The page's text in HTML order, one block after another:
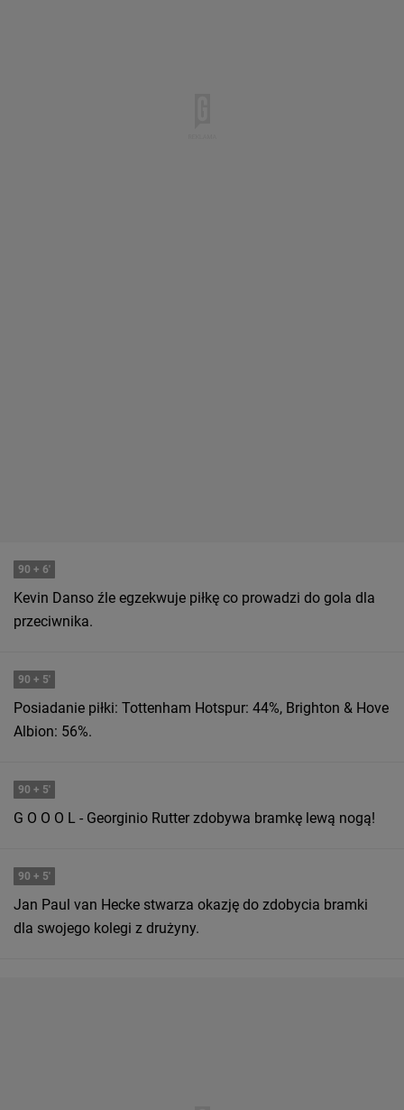
90 + 6'
Kevin Danso źle egzekwuje piłkę co prowadzi do gola dla
przeciwnika.
90 + 5'
Posiadanie piłki: Tottenham Hotspur: 44%, Brighton & Hove
Albion: 56%.
90 + 5'
G O O O L - Georginio Rutter zdobywa bramkę lewą nogą!
90 + 5'
Jan Paul van Hecke stwarza okazję do zdobycia bramki
dla swojego kolegi z drużyny.